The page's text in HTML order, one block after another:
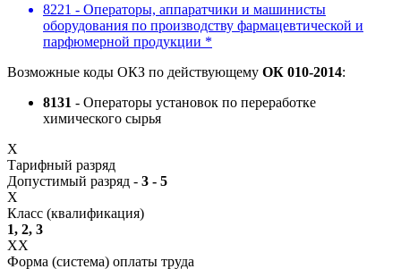
8221 - Операторы, аппаратчики и машинисты
оборудования по производству фармацевтической и
парфюмерной продукции *
Возможные коды ОКЗ по действующему ОК 010-2014:
8131 - Операторы установок по переработке
химического сырья
X
Тарифный разряд
Допустимый разряд - 3 - 5
X
Класс (квалификация)
1, 2, 3
XX
Форма (система) оплаты труда